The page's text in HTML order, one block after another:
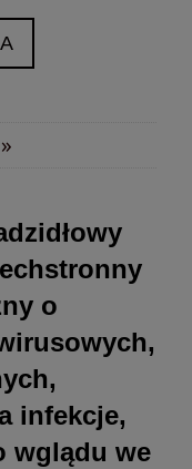
»
o
infekcje,
wglądu we